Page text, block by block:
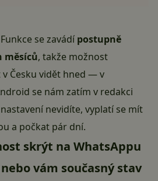
se zavádí postupně
měsíců, takže možnost
Česku vidět hned — v
se nám zatím v redakci
nevidíte, vyplatí se mít
a počkat pár dní.
skrýt na WhatsAppu
vám současný stav